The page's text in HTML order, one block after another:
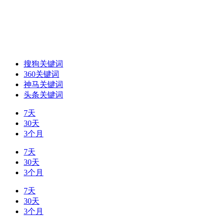
搜狗关键词
360关键词
神马关键词
头条关键词
7天
30天
3个月
7天
30天
3个月
7天
30天
3个月